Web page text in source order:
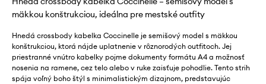
mäkkou konštrukciou, ideálna pre mestské outfity
Hnedá crossbody kabelka Coccinelle je semišový model s mäkkou
konštrukciou, ktorá nájde uplatnenie v rôznorodých outfitoch. Jej
priestranné vnútro kabelky pojme dokumenty formátu A4 a možnosť
nosenia na ramene, cez telo alebo v ruke zaisťuje pohodlie. Tento strih
spája voľný boho štýl s minimalistickým dizajnom, predstavujúc